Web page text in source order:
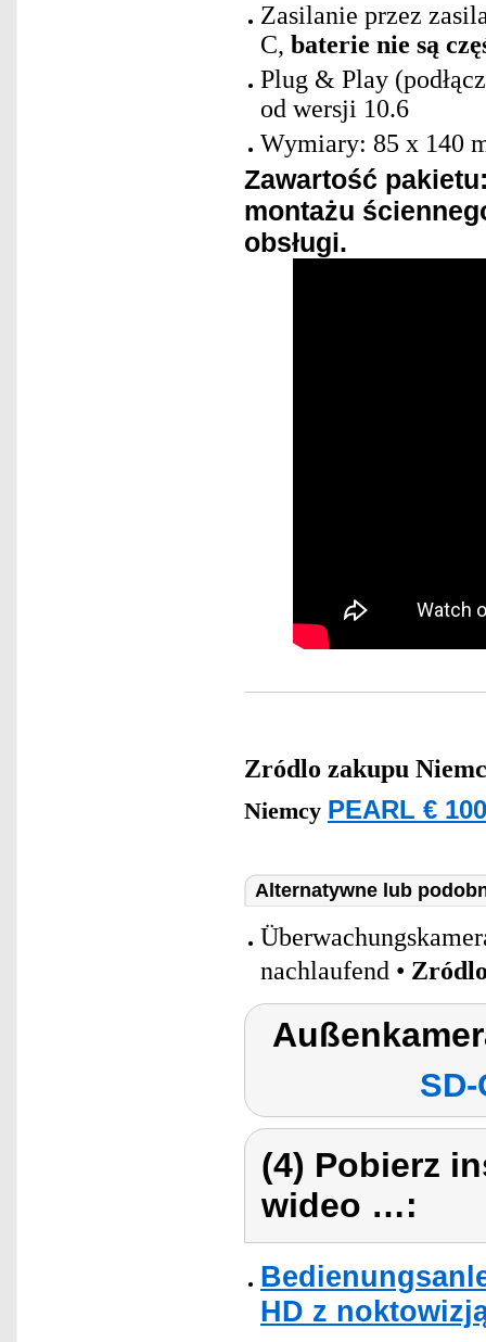
Zasilanie przez
C, baterie nie są
Plug & Play
od wersji 10.6
Wymiary: 85 x 140
Zawartość
montażu
obsługi.
Zródlo zakupu
Niemcy PEARL €
Alternatywne lub
nachlaufend •
(4) Pobierz
wideo …:
HD z